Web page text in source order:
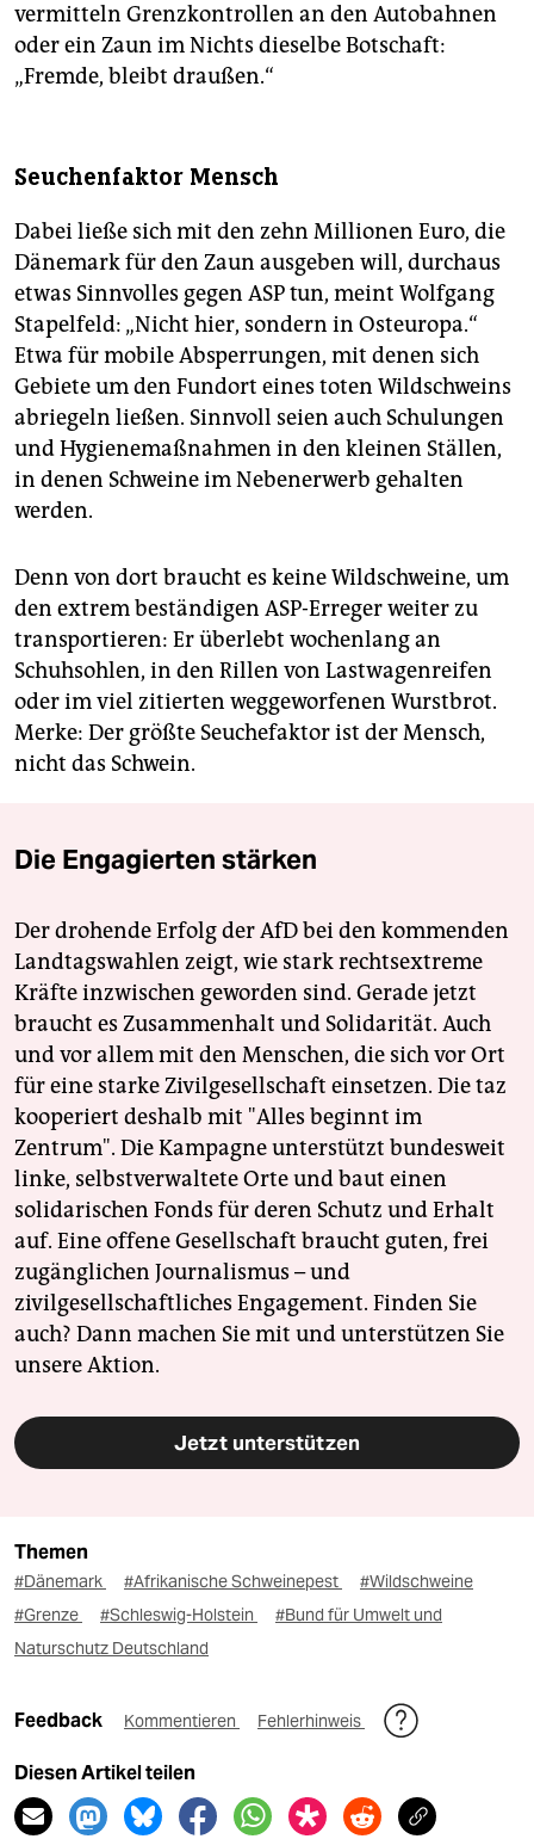
vermitteln Grenzkontrollen an den Autobahnen
oder ein Zaun im Nichts dieselbe Botschaft:
„Fremde, bleibt draußen.“
Seuchenfaktor Mensch
Dabei ließe sich mit den zehn Millionen Euro, die
Dänemark für den Zaun ausgeben will, durchaus
etwas Sinnvolles gegen ASP tun, meint Wolfgang
Stapelfeld: „Nicht hier, sondern in Osteuropa.“
Etwa für mobile Absperrungen, mit denen sich
Gebiete um den Fundort eines toten Wildschweins
abriegeln ließen. Sinnvoll seien auch Schulungen
und Hygienemaßnahmen in den kleinen Ställen,
in denen Schweine im Nebenerwerb gehalten
werden.
Denn von dort braucht es keine Wildschweine, um
den extrem beständigen ASP-Erreger weiter zu
transportieren: Er überlebt wochenlang an
Schuhsohlen, in den Rillen von Lastwagenreifen
oder im viel zitierten weggeworfenen Wurstbrot.
Merke: Der größte Seuchefaktor ist der Mensch,
nicht das Schwein.
Die Engagierten stärken
Der drohende Erfolg der AfD bei den kommenden
Landtagswahlen zeigt, wie stark rechtsextreme
Kräfte inzwischen geworden sind. Gerade jetzt
braucht es Zusammenhalt und Solidarität. Auch
und vor allem mit den Menschen, die sich vor Ort
für eine starke Zivilgesellschaft einsetzen. Die taz
kooperiert deshalb mit "Alles beginnt im
Zentrum". Die Kampagne unterstützt bundesweit
linke, selbstverwaltete Orte und baut einen
solidarischen Fonds für deren Schutz und Erhalt
auf. Eine offene Gesellschaft braucht guten, frei
zugänglichen Journalismus – und
zivilgesellschaftliches Engagement. Finden Sie
auch? Dann machen Sie mit und unterstützen Sie
unsere Aktion.
Jetzt unterstützen
Themen
#Dänemark #Afrikanische Schweinepest
#Wildschweine
#Grenze
#Schleswig-Holstein
#Bund für Umwelt und
Naturschutz Deutschland
Feedback Kommentieren Fehlerhinweis
Diesen Artikel teilen